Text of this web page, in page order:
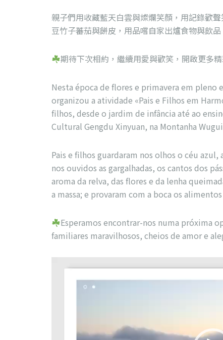
親子們用收藏藍天白雲與燦爛笑顏，用記錄歡
豆竹子蕃茄與餅皮，用品嚐自家出爐食物與飲品
期待下次相約，繼續用愛與歡笑，開啟更多
Nesta época de flores e primavera em pleno
organizou a atividade «Pais e Filhos em
filhos, desde o jardim de infância até ao
Cultural Gengdu Xinyuan, na Montanha Wugui
Pais e filhos guardaram nos olhos o céu
nos ouvidos as gargalhadas, os cantos dos
aroma da relva, das flores e da lenha
a massa; e provaram com a boca os
Esperamos encontrar-nos numa próxima
familiares maravilhosos, cheios de amor e